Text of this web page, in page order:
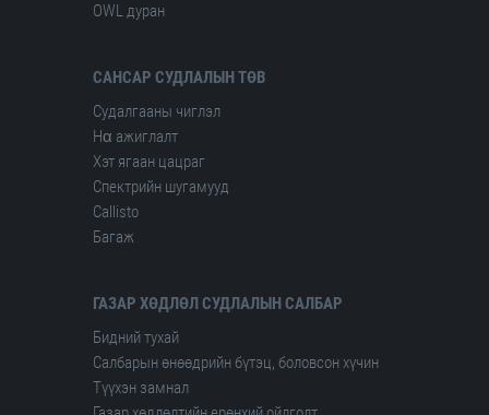
OWL дуран
САНСАР СУДЛАЛЫН ТӨВ
Судалгааны чиглэл
Hα ажиглалт
Хэт ягаан цацраг
Спектрийн шугамууд
Сallisto
Багаж
ГАЗАР ХӨДЛӨЛ СУДЛАЛЫН САЛБАР
Бидний тухай
Салбарын өнөөдрийн бүтэц, боловсон хүчин
Түүхэн замнал